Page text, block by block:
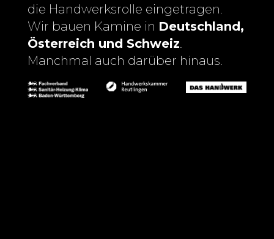
die Handwerksrolle eingetragen.
Wir bauen Kamine in Deutschland,
Österreich und Schweiz
Manchmal auch darüber hinaus.